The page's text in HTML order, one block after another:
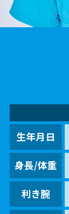
生年月日
身長/体重
利き腕